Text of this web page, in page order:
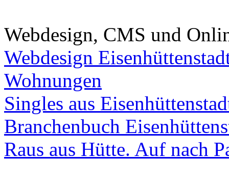
Webdesign, CMS und
Webdesign
Wohnungen
Singles aus
Branchenbuch
Raus aus Hütte. Auf nach